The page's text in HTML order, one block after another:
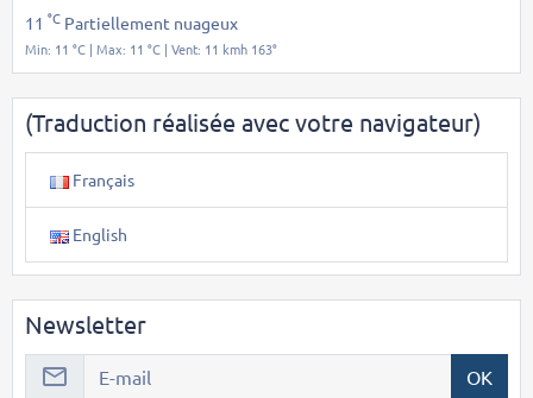
11 °C Partiellement nuageux
Min: 11 °C | Max: 11 °C | Vent: 11 kmh 163°
(Traduction réalisée avec votre navigateur)
Français
English
Newsletter
OK